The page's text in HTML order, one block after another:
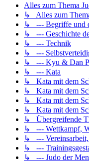
Alles zum Thema
↳ Alles zum
↳ --- Begriffe und
↳ --- Geschichte
↳ --- Technik
↳ ---
↳ --- Kyu & Dan
↳ --- Kata
↳ Kata mit dem
↳ Kata mit dem
↳ Kata mit dem
↳ Kata mit dem
↳ Übergreifende
↳ --- Wettkampf,
↳ --- Vereinsarbeit,
↳ ---
↳ --- Judo der